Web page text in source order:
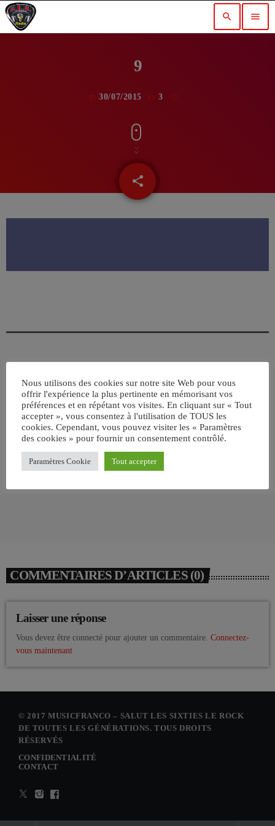
search menu
9
30/07/2015 3
share
email
email
RATE IT
COMMENTAIRES D’ARTICLES (0)
Laisser une réponse
Vous devez être connecté pour ajouter un commentaire. Connectez-
vous maintenant
© 2017 MUSICFRANCO – SALUT LES SIXTIES LE ROCK
DE TOUTES LES GÉNÉRATIONS. TOUS DROITS
RÉSERVÉS
CONFIDENTIALITÉ
CONTACT
Nous utilisons des cookies sur notre site Web pour vous
offrir l'expérience la plus pertinente en mémorisant vos
préférences et en répétant vos visites. En cliquant sur « Tout
accepter », vous consentez à l'utilisation de TOUS les
cookies. Cependant, vous pouvez visiter les « Paramètres
des cookies » pour fournir un consentement contrôlé.
Paramètres Cookie Tout accepter